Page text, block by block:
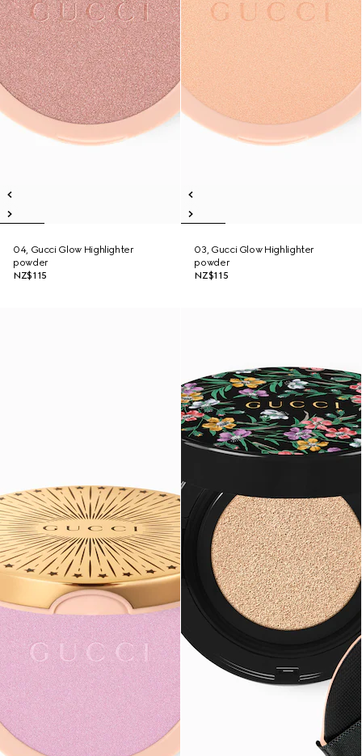
04, Gucci Glow Highlighter
powder
NZ$115
03, Gucci Glow Highlighter
powder
NZ$115